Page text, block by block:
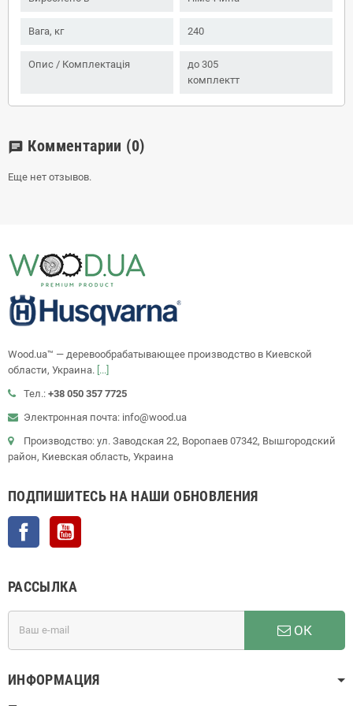
Вага, кг 240
Опис / Комплектація
до 305
комплектт
chat Комментарии (0)
Еще нет отзывов.
Wood.ua™ — деревообрабатывающее производство в Киевской
области, Украина. [...]
Тел.: +38 050 357 7725
Электронная почта: info@wood.ua
Производство: ул. Заводская 22, Воропаев 07342, Вышгородский
район, Киевская область, Украина
ПОДПИШИТЕСЬ НА НАШИ ОБНОВЛЕНИЯ
Facebook
РАССЫЛКА
ОК
ИНФОРМАЦИЯ